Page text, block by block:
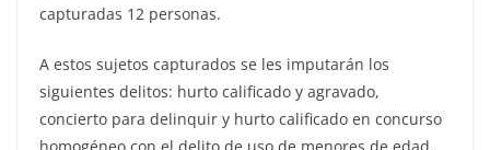
capturadas 12 personas.
A estos sujetos capturados se les imputarán los
siguientes delitos: hurto calificado y agravado,
concierto para delinquir y hurto calificado en concurso
homogéneo con el delito de uso de menores de edad.